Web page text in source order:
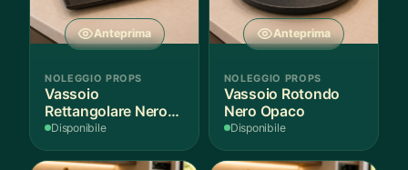
Anteprima
NOLEGGIO PROPS
Vassoio
Rettangolare Nero
Opaco
Disponibile
Anteprima
NOLEGGIO PROPS
Vassoio Rotondo
Nero Opaco
Disponibile